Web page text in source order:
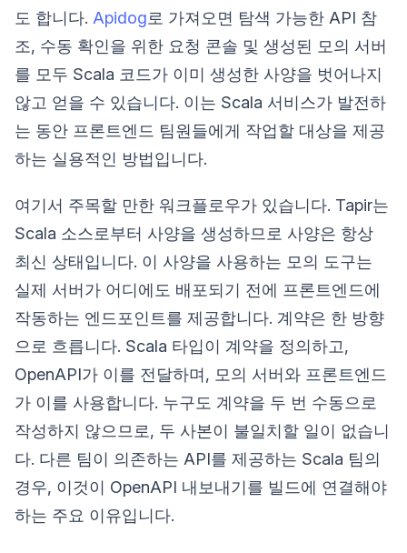
도 합니다. Apidog로 가져오면 탐색 가능한 API 참
조, 수동 확인을 위한 요청 콘솔 및 생성된 모의 서버
를 모두 Scala 코드가 이미 생성한 사양을 벗어나지
않고 얻을 수 있습니다. 이는 Scala 서비스가 발전하
는 동안 프론트엔드 팀원들에게 작업할 대상을 제공
하는 실용적인 방법입니다.
여기서 주목할 만한 워크플로우가 있습니다. Tapir는
Scala 소스로부터 사양을 생성하므로 사양은 항상
최신 상태입니다. 이 사양을 사용하는 모의 도구는
실제 서버가 어디에도 배포되기 전에 프론트엔드에
작동하는 엔드포인트를 제공합니다. 계약은 한 방향
으로 흐릅니다. Scala 타입이 계약을 정의하고,
OpenAPI가 이를 전달하며, 모의 서버와 프론트엔드
가 이를 사용합니다. 누구도 계약을 두 번 수동으로
작성하지 않으므로, 두 사본이 불일치할 일이 없습니
다. 다른 팀이 의존하는 API를 제공하는 Scala 팀의
경우, 이것이 OpenAPI 내보내기를 빌드에 연결해야
하는 주요 이유입니다.